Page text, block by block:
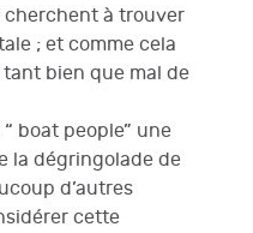
cherchent à trouver
; et comme cela
bien que mal de
boat people” une
la dégringolade de
d’autres
cette